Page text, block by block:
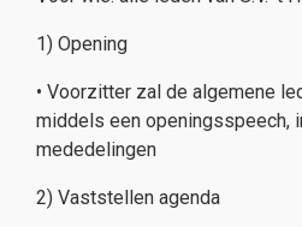
1) Opening
• Voorzitter zal de algemene
middels een openingsspeech,
mededelingen
2) Vaststellen agenda